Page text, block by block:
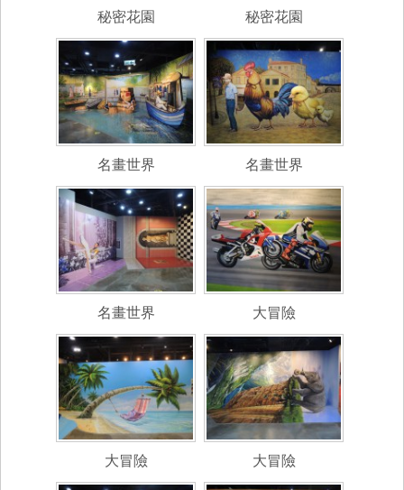
秘密花園 秘密花園
名畫世界 名畫世界
名畫世界 大冒險
大冒險 大冒險